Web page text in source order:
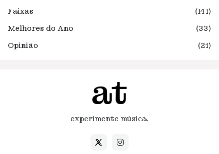
Faixas
(141)
Melhores do Ano
(33)
Opinião
(21)
experimente música.